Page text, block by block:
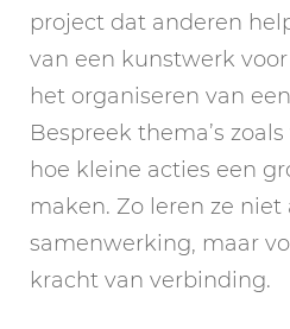
project dat anderen
van een kunstwerk
het organiseren van
Bespreek thema’s
hoe kleine acties een
maken. Zo leren ze niet
samenwerking, maar
kracht van verbinding.